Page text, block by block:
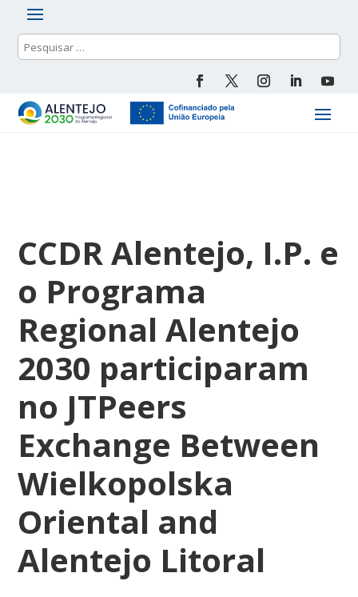
CCDR Alentejo, I.P. e
o Programa
Regional Alentejo
2030 participaram
no JTPeers
Exchange Between
Wielkopolska
Oriental and
Alentejo Litoral